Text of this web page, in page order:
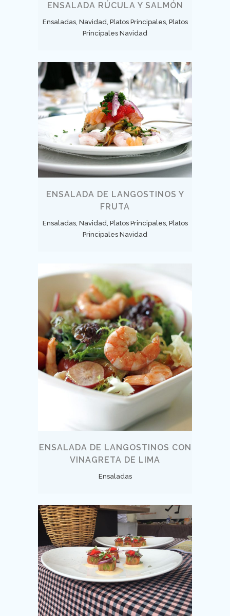
ENSALADA RÚCULA Y SALMÓN
Ensaladas, Navidad, Platos Principales, Platos
Principales Navidad
ENSALADA DE LANGOSTINOS Y
FRUTA
Ensaladas, Navidad, Platos Principales, Platos
Principales Navidad
ENSALADA DE LANGOSTINOS CON
VINAGRETA DE LIMA
Ensaladas